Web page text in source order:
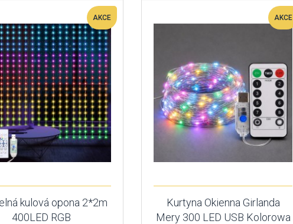
AKCE
kulová opona 2*2m
400LED RGB
AKCE
Kurtyna Okienna Girlanda
Mery 300 LED USB Kolorowa